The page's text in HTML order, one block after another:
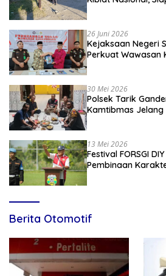
26 Juni 2026
Kejaksaan Negeri
Perkuat Wawasan
30 Mei 2026
Polsek Tarik
Kamtibmas Jelang
13 Mei 2026
Festival FORSGI
Pembinaan
Berita Otomotif